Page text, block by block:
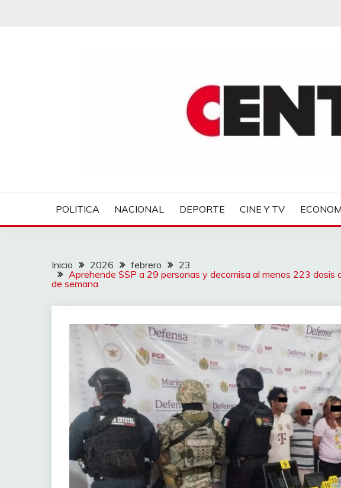
POLITICA NACIONAL DEPORTE CINE Y TV
Inicio 2026 febrero
23
Aprehende SSP a 29 personas y decomisa al menos 223
de semana